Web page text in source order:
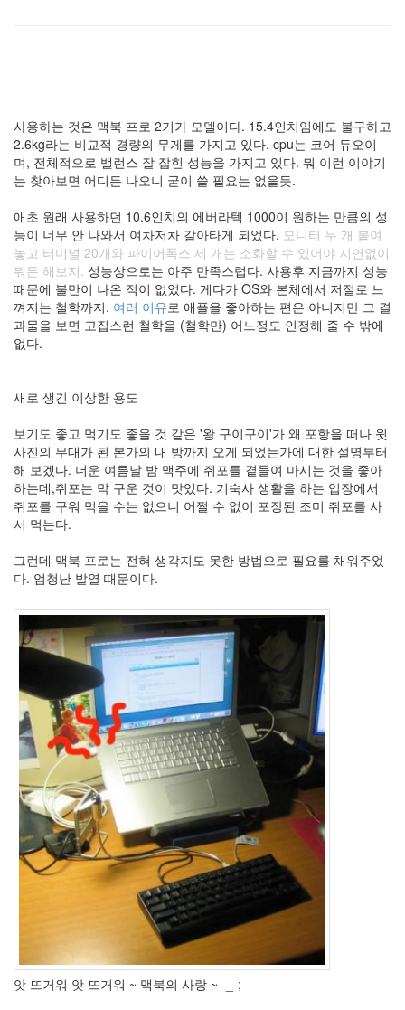
사용하는 것은 맥북 프로 2기가 모델이다. 15.4인치임에도 불구하고
2.6kg라는 비교적 경량의 무게를 가지고 있다. cpu는 코어 듀오이
며, 전체적으로 밸런스 잘 잡힌 성능을 가지고 있다. 뭐 이런 이야기
는 찾아보면 어디든 나오니 굳이 쓸 필요는 없을듯.
애초 원래 사용하던 10.6인치의 에버라텍 1000이 원하는 만큼의 성
능이 너무 안 나와서 여차저차 갈아타게 되었다. 모니터 두 개 붙여
놓고 터미널 20개와 파이어폭스 세 개는 소화할 수 있어야 지연없이
뭐든 해보지. 성능상으로는 아주 만족스럽다. 사용후 지금까지 성능
때문에 불만이 나온 적이 없었다. 게다가 OS와 본체에서 저절로 느
껴지는 철학까지. 여러 이유로 애플을 좋아하는 편은 아니지만 그 결
과물을 보면 고집스런 철학을 (철학만) 어느정도 인정해 줄 수 밖에
없다.
새로 생긴 이상한 용도
보기도 좋고 먹기도 좋을 것 같은 '왕 구이구이'가 왜 포항을 떠나 윗
사진의 무대가 된 본가의 내 방까지 오게 되었는가에 대한 설명부터
해 보겠다. 더운 여름날 밤 맥주에 쥐포를 곁들여 마시는 것을 좋아
하는데,쥐포는 막 구운 것이 맛있다. 기숙사 생활을 하는 입장에서
쥐포를 구워 먹을 수는 없으니 어쩔 수 없이 포장된 조미 쥐포를 사
서 먹는다.
그런데 맥북 프로는 전혀 생각지도 못한 방법으로 필요를 채워주었
다. 엄청난 발열 때문이다.
앗 뜨거워 앗 뜨거워 ~ 맥북의 사랑 ~ -_-;
화,
슬
로
우
뉴
스
기
술,
세
상,
속
도,
관
심
블
로
그
정
비
병
치
레
윈
도
우
8
사
용
인
이...
playground
2.0
일
상
적
인
사
Steve
Jobs,
1955~2011